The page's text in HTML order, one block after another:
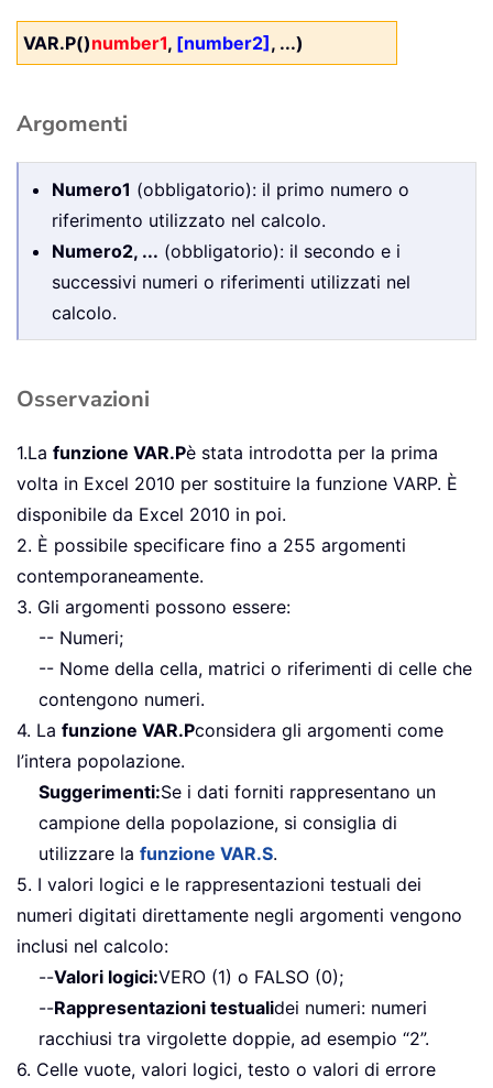
VAR.P()number1, [number2] , ...)
Argomenti
Numero1 (obbligatorio): il primo numero o
riferimento utilizzato nel calcolo.
Numero2, ... (obbligatorio): il secondo e i
successivi numeri o riferimenti utilizzati nel
calcolo.
Osservazioni
1.La funzione VAR.Pè stata introdotta per la prima
volta in Excel 2010 per sostituire la funzione VARP. È
disponibile da Excel 2010 in poi.
2. È possibile specificare fino a 255 argomenti
contemporaneamente.
3. Gli argomenti possono essere:
-- Numeri;
-- Nome della cella, matrici o riferimenti di celle che
contengono numeri.
4. La funzione VAR.Pconsidera gli argomenti come
l’intera popolazione.
Suggerimenti:Se i dati forniti rappresentano un
campione della popolazione, si consiglia di
utilizzare la funzione VAR.S.
5. I valori logici e le rappresentazioni testuali dei
numeri digitati direttamente negli argomenti vengono
inclusi nel calcolo:
--Valori logici:VERO (1) o FALSO (0);
--Rappresentazioni testualidei numeri: numeri
racchiusi tra virgolette doppie, ad esempio “2”.
6. Celle vuote, valori logici, testo o valori di errore